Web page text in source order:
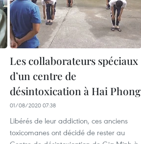
Les collaborateurs spéciaux
d’un centre de
désintoxication à Hai Phong
01/08/2020 07:38
Libérés de leur addiction, ces anciens
toxicomanes ont décidé de rester au